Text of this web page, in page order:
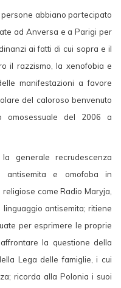
abbiano partecipato
ad Anversa e a Parigi per
ai fatti di cui sopra e il
il razzismo, la xenofobia e
manifestazioni a favore
del caloroso benvenuto
omosessuale del 2006 a
generale recrudescenza
antisemita e omofoba in
come Radio Maryja,
antisemita; ritiene
per esprimere le proprie
la questione della
Lega delle famiglie, i cui
ricorda alla Polonia i suoi